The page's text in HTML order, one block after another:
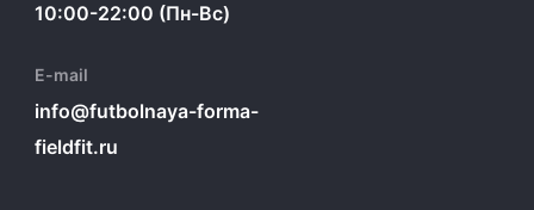
10:00-22:00 (Пн-Вс)
E-mail
info@futbolnaya-forma-
fieldfit.ru